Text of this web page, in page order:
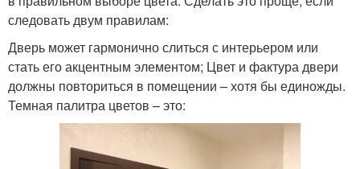
следовать двум правилам:
Дверь может гармонично слиться с интерьером или
стать его акцентным элементом; Цвет и фактура двери
должны повториться в помещении – хотя бы единожды.
Темная палитра цветов – это: